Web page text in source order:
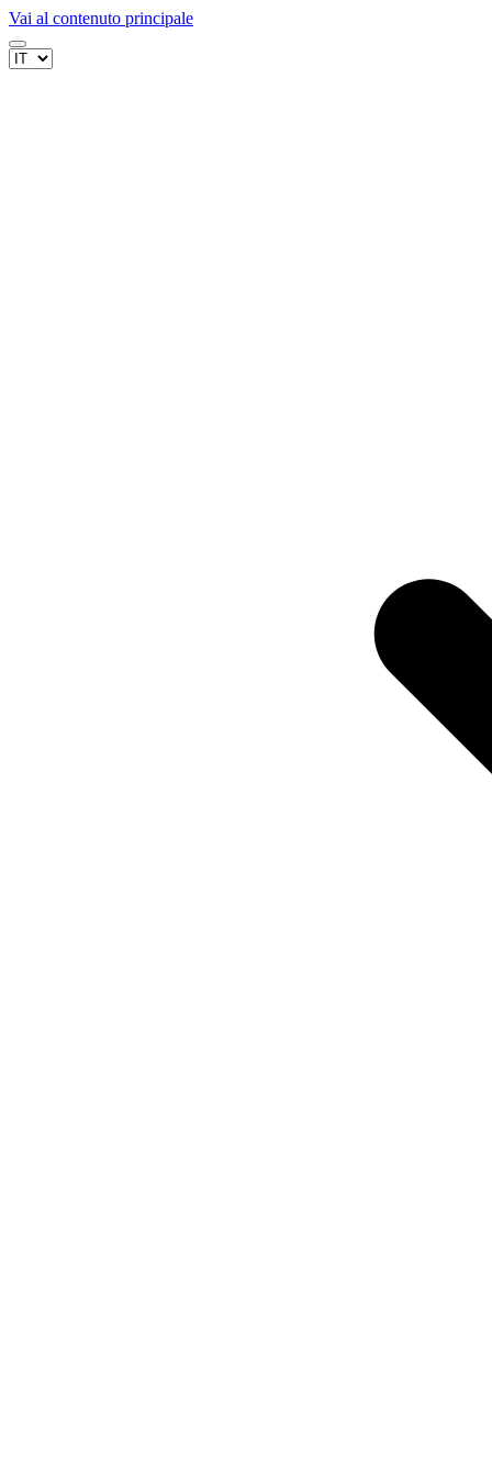
Vai al contenuto principale